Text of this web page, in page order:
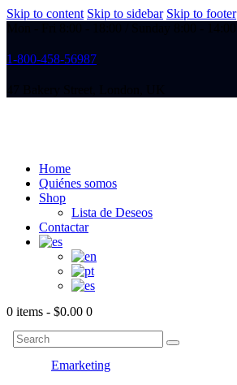
Skip to content Skip to sidebar Skip to footer
1-800-458-56987
Home
Quiénes somos
Shop
Lista de Deseos
Contactar
0 items - $0.00 0
Emarketing